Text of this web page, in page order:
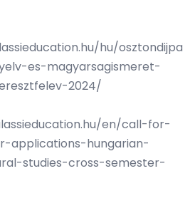
hu/osztondijpa
es-magyarsagismeret-
2024/
en/call-for-
applications-hungarian-
studies-cross-semester-